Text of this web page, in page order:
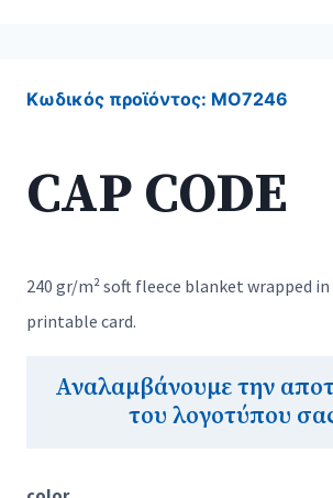
Κωδικός προϊόντος: MO7246
CAP CODE
240 gr/m² soft fleece blanket wrapped
printable card.
Αναλαμβάνουμε την
του λογοτύπου